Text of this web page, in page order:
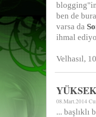
ben de
varsa da
ihmal
Velhasıl,
08.Mart.2014
... başlıklı